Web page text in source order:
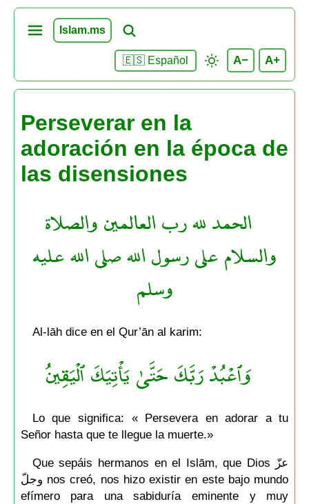
Islam.ms
🇪🇸 Español A− A+
Perseverar en la
adoración en la época de
las disensiones
الحمد لله رب العالمين والصلاة
والسلام على رسول الله صلى الله عليه
وسلم
Al-lāh dice en el Qur’ān al karim:
وَٱعۡبُدۡ رَبَّكَ حَتَّىٰ يَأۡتِيَكَ ٱلۡيَقِينُ
Lo que significa: « Persevera en adorar a tu
Señor hasta que te llegue la muerte.»
Que sepáis hermanos en el Islām, que Dios عزّ
وجلّ nos creó, nos hizo existir en este bajo mundo
efímero para una sabiduría eminente y muy